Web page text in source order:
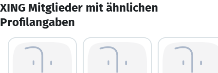
XING Mitglieder mit ähnlichen
Profilangaben